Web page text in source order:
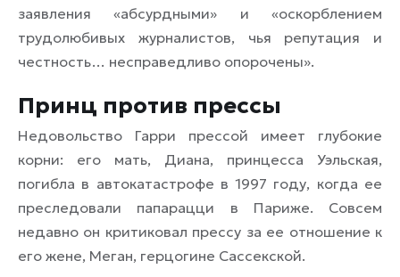
заявления «абсурдными» и «оскорблением
трудолюбивых журналистов, чья репутация и
честность… несправедливо опорочены».
Принц против прессы
Недовольство Гарри прессой имеет глубокие
корни: его мать, Диана, принцесса Уэльская,
погибла в автокатастрофе в 1997 году, когда ее
преследовали папарацци в Париже. Совсем
недавно он критиковал прессу за ее отношение к
его жене, Меган, герцогине Сассекской.